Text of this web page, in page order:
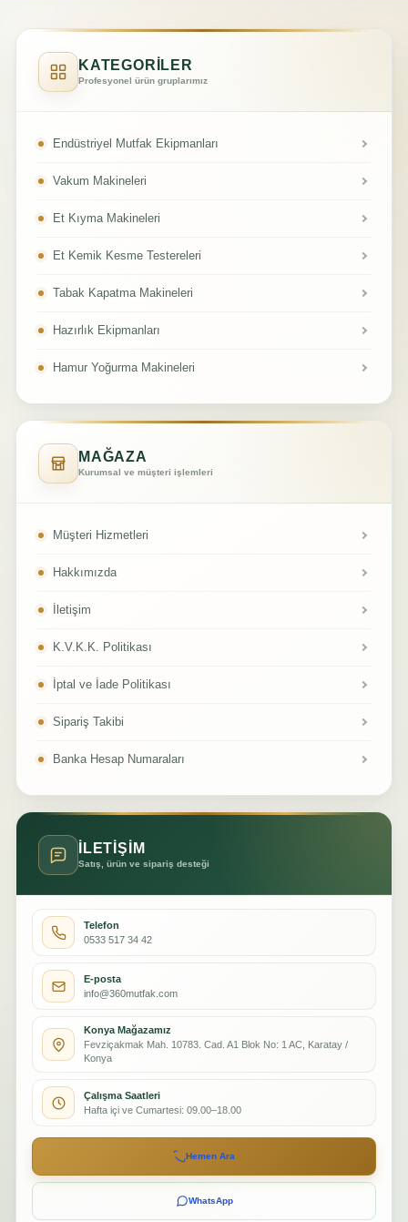
KATEGORİLER
Profesyonel ürün gruplarımız
Endüstriyel Mutfak Ekipmanları
Vakum Makineleri
Et Kıyma Makineleri
Et Kemik Kesme Testereleri
Tabak Kapatma Makineleri
Hazırlık Ekipmanları
Hamur Yoğurma Makineleri
MAĞAZA
Kurumsal ve müşteri işlemleri
Müşteri Hizmetleri
Hakkımızda
İletişim
K.V.K.K. Politikası
İptal ve İade Politikası
Sipariş Takibi
Banka Hesap Numaraları
İLETİŞİM
Satış, ürün ve sipariş desteği
Telefon
0533 517 34 42
E-posta
info@360mutfak.com
Konya Mağazamız
Fevziçakmak Mah. 10783. Cad. A1 Blok No: 1 AC, Karatay /
Konya
Çalışma Saatleri
Hafta içi ve Cumartesi: 09.00–18.00
Hemen Ara
WhatsApp